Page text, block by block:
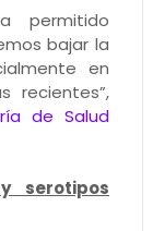
permitido
bajar la
en
recientes”,
de Salud
serotipos